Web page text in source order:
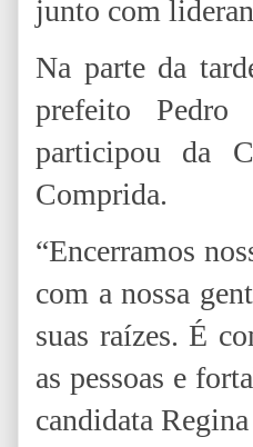
junto com
Na parte da
prefeito Pedro
participou da
Comprida.
“Encerramos
com a nossa
suas raízes. É
as pessoas e
candidata